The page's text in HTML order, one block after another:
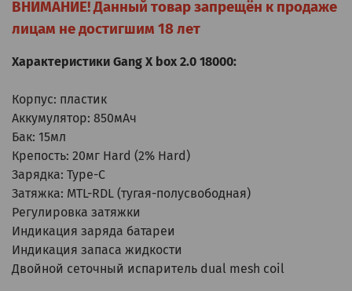
ВНИМАНИЕ! Данный товар запрещён к продаже
лицам не достигшим 18 лет
Характеристики Gang X box 2.0 18000:
Корпус: пластик
Аккумулятор: 850мАч
Бак: 15мл
Крепость: 20мг Hard (2% Hard)
Зарядка: Type-C
Затяжка: MTL-RDL (тугая-полусвободная)
Регулировка затяжки
Индикация заряда батареи
Индикация запаса жидкости
Двойной сеточный испаритель dual mesh coil